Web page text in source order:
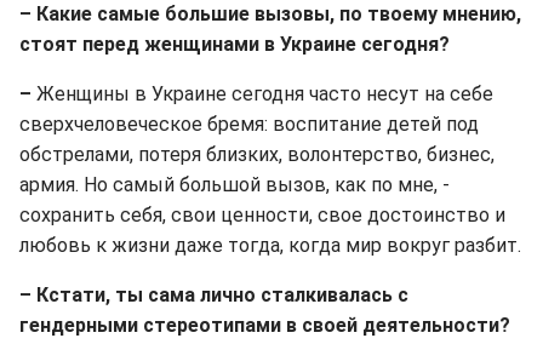
– Какие самые большие вызовы, по твоему мнению,
стоят перед женщинами в Украине сегодня?
– Женщины в Украине сегодня часто несут на себе
сверхчеловеческое бремя: воспитание детей под
обстрелами, потеря близких, волонтерство, бизнес,
армия. Но самый большой вызов, как по мне, -
сохранить себя, свои ценности, свое достоинство и
любовь к жизни даже тогда, когда мир вокруг разбит.
– Кстати, ты сама лично сталкивалась с
гендерными стереотипами в своей деятельности?